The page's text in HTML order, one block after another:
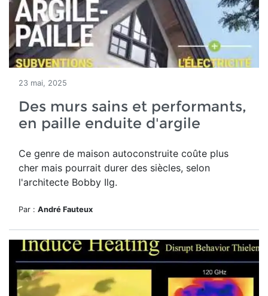
23 mai, 2025
Des murs sains et performants,
en paille enduite d'argile
Ce genre de maison autoconstruite coûte plus
cher mais pourrait durer des siècles, selon
l'architecte Bobby Ilg.
Par : André Fauteux